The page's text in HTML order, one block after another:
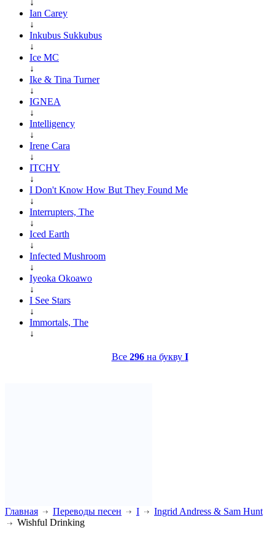
Ian Carey
↓
Inkubus Sukkubus
↓
Ice MC
↓
Ike & Tina Turner
↓
IGNEA
↓
Intelligency
↓
Irene Cara
↓
ITCHY
↓
I Don't Know How But They Found Me
↓
Interrupters, The
↓
Iced Earth
↓
Infected Mushroom
↓
Iyeoka Okoawo
↓
I See Stars
↓
Immortals, The
↓
Все 296на букву I
Главная Переводы песен I
Ingrid Andress & Sam Hunt
Wishful Drinking